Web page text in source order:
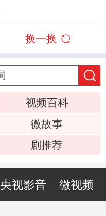
换一换
视频百科
微故事
剧推荐
央视影音 微视频